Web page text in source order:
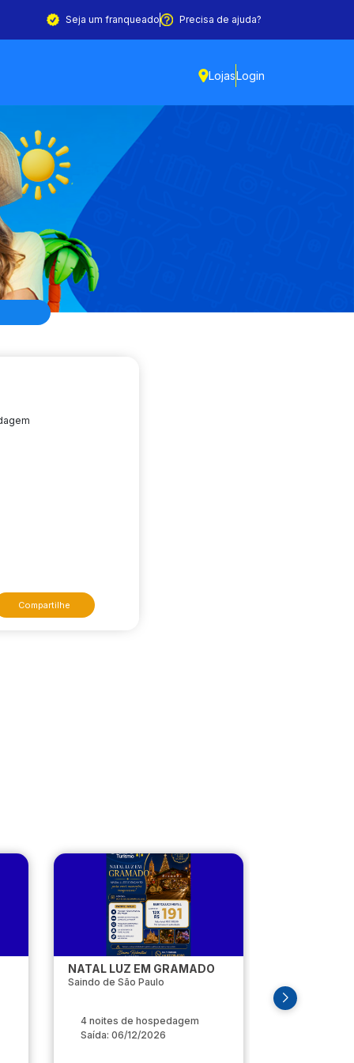
Seja um franqueado Precisa de ajuda?
LojasLogin
Compartilhe
NATAL LUZ EM GRAMADO
Saindo de São Paulo
4 noites de hospedagem
Saída: 06/12/2026